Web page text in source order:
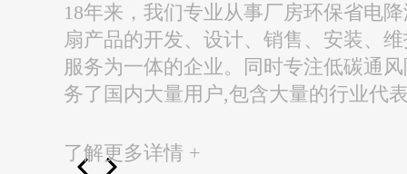
18年来，我们专业从事厂房环保省电
扇产品的开发、设计、销售、安装、
服务为一体的企业。同时专注低碳通
务了国内大量用户,包含大量的行业代
了解更多详情 +